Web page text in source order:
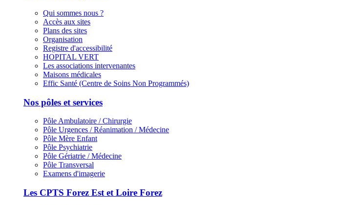
Qui sommes nous ?
Accès aux sites
Plans des sites
Organisation
Registre d'accessibilité
HOPITAL VERT
Les associations intervenantes
Maisons médicales
Effic Santé (Centre de Soins Non Programmés)
Nos pôles et services
Pôle Ambulatoire / Chirurgie
Pôle Urgences / Réanimation / Médecine
Pôle Mère Enfant
Pôle Psychiatrie
Pôle Gériatrie / Médecine
Pôle Transversal
Examens d'imagerie
Les CPTS Forez Est et Loire Forez